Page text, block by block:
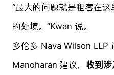
“最大的问题就是租客在
的处境。”Kwan 说。
多伦多 Nava Wilson LLP
Manoharan 建议， 收到涉